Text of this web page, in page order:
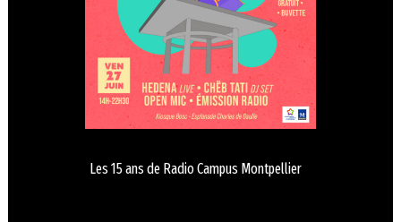
Les 15 ans de Radio Campus Montpellier